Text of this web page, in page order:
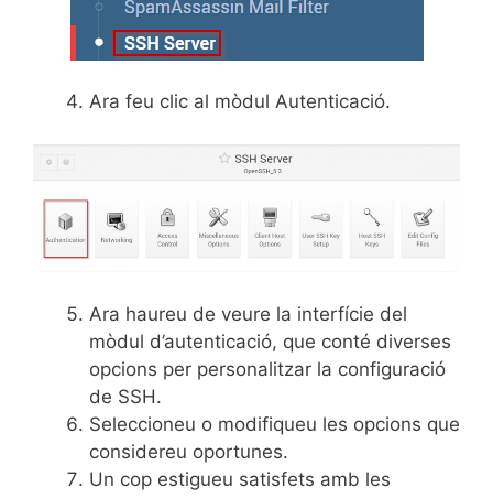
Ara feu clic al mòdul Autenticació.
Ara haureu de veure la interfície del
mòdul d’autenticació, que conté diverses
opcions per personalitzar la configuració
de SSH.
Seleccioneu o modifiqueu les opcions que
considereu oportunes.
Un cop estigueu satisfets amb les